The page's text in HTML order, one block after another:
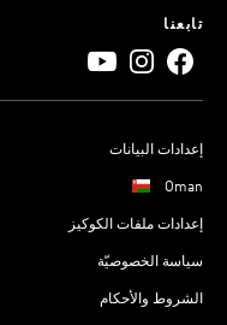
تابعنا
إعدادات البيانات
Oman
إعدادات ملفات الكوكيز
سياسة الخصوصيّة
الشروط والأحكام